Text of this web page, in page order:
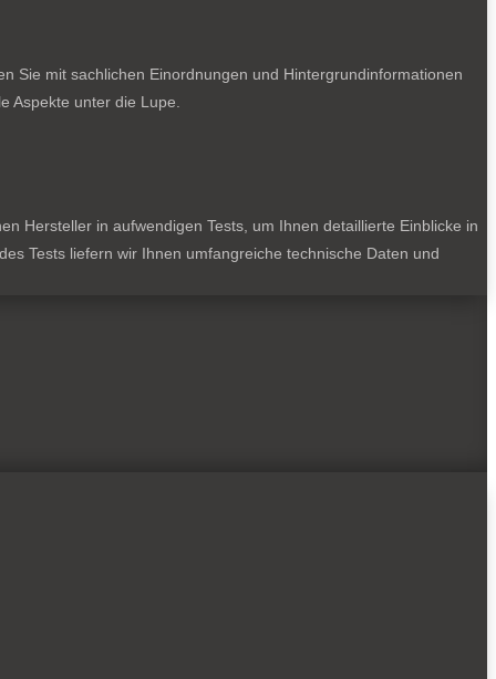
Sie mit sachlichen Einordnungen und Hintergrundinformationen
Aspekte unter die Lupe.
Hersteller in aufwendigen Tests, um Ihnen detaillierte Einblicke in
Tests liefern wir Ihnen umfangreiche technische Daten und